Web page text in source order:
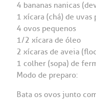
4 bananas nanicas
1 xícara (chá) de uvas
4 ovos pequenos
1/2 xícara de óleo
2 xícaras de aveia
1 colher (sopa) de
Modo de preparo:
Bata os ovos junto